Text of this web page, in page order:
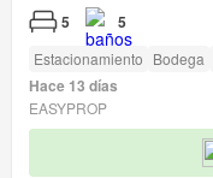
5 5
Estacionamiento Bodega
Hace 13 días
EASYPROP